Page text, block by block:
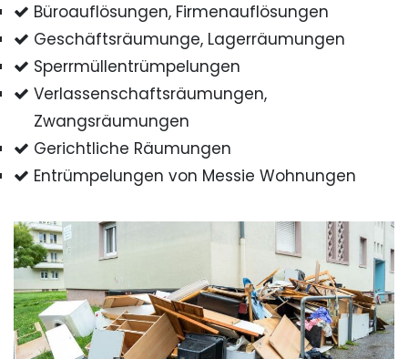
Büroauflösungen, Firmenauflösungen
Geschäftsräumunge, Lagerräumungen
Sperrmüllentrümpelungen
Verlassenschaftsräumungen,
Zwangsräumungen
Gerichtliche Räumungen
Entrümpelungen von Messie Wohnungen